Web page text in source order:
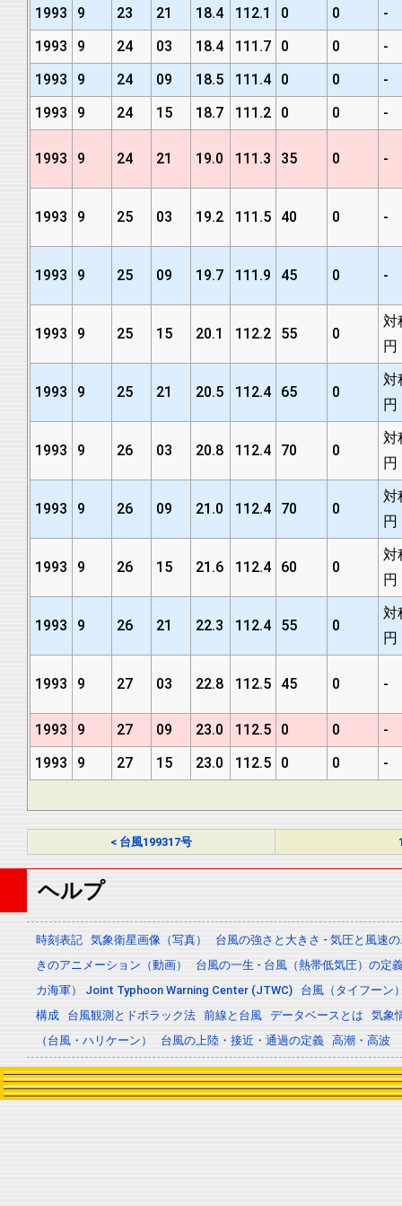
1993
9 23 21 18.4 112.1 0 0
-
1993
9 24 03 18.4 111.7 0 0
-
1993
9 24 09 18.5 111.4 0 0
-
1993
9 24 15 18.7 111.2 0 0 -
1993 9 24 21 19.0 111.3 35 0 -
1993 9 25 03 19.2 111.5 40 0 -
1993 9 25 09 19.7 111.9 45 0 -
1993 9 25 15 20.1 112.2 55 0
対
円
1993 9 25 21 20.5 112.4 65 0
対
円
1993 9 26 03 20.8 112.4 70 0
対
円
1993 9 26 09 21.0 112.4 70 0
対
円
1993 9 26 15 21.6 112.4 60 0
対
円
1993 9 26 21 22.3 112.4 55 0
対
円
1993 9 27 03 22.8 112.5 45 0 -
1993 9 27 09 23.0 112.5 0 0
-
1993
9 27 15 23.0 112.5 0 0 -
< 台風199317号
ヘルプ
時刻表記 気象衛星画像（写真）
台風の強さと大きさ - 気圧と風速
きのアニメーション（動画）
台風の一生 - 台風（熱帯低気圧）の定
カ海軍） Joint Typhoon Warning Center (JTWC)
台風（タイフーン
構成
台風観測とドボラック法 前線と台風 データベースとは
気象
（台風・ハリケーン）
台風の上陸・接近・通過の定義 高潮・高波